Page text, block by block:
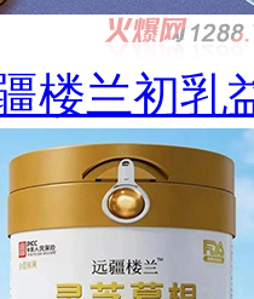
楼兰初乳